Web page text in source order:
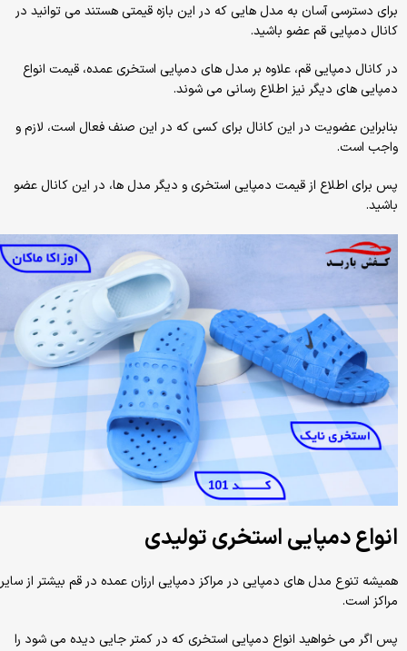
برای دسترسی آسان به مدل هایی که در این بازه قیمتی هستند می توانید در
کانال دمپایی قم عضو باشید.
در کانال دمپایی قم، علاوه بر مدل های دمپایی استخری عمده، قیمت انواع
دمپایی های دیگر نیز اطلاع رسانی می شوند.
بنابراین عضویت در این کانال برای کسی که در این صنف فعال است، لازم و
واجب است.
پس برای اطلاع از قیمت دمپایی استخری و دیگر مدل ها، در این کانال عضو
باشید.
انواع دمپایی استخری تولیدی
همیشه تنوع مدل های دمپایی در مراکز دمپایی ارزان عمده در قم بیشتر از سایر
مراکز است.
پس اگر می خواهید انواع دمپایی استخری که در کمتر جایی دیده می شود را